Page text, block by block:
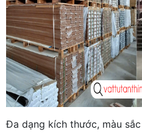
Đa dạng kích thước, màu